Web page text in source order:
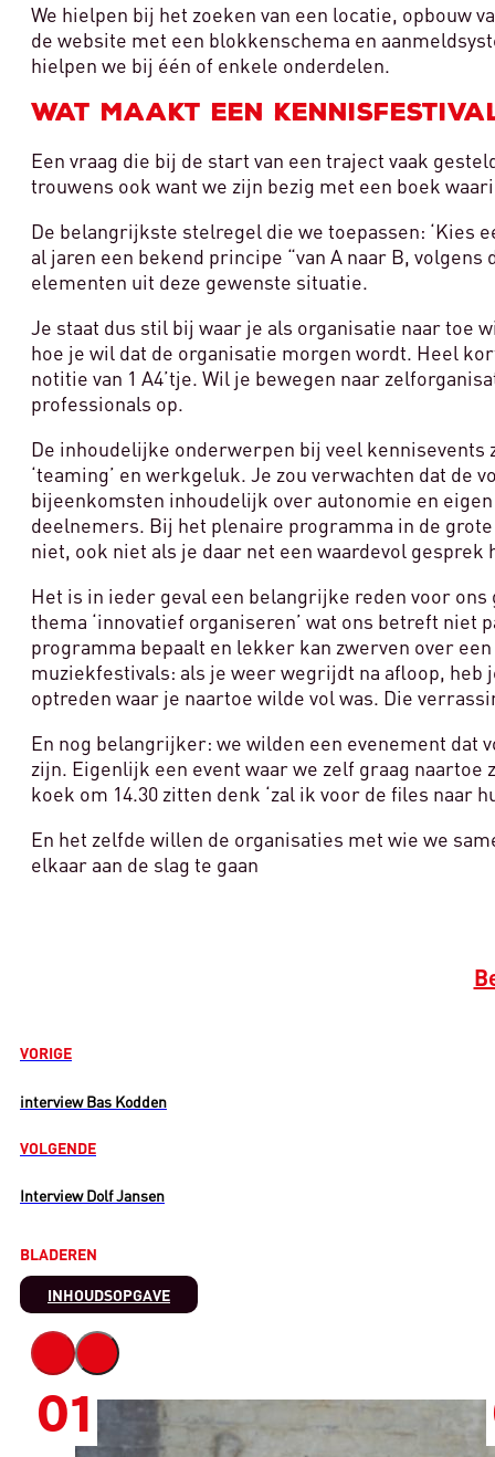
We hielpen bij het zoeken van een locatie, opbouw
de website met een blokkenschema en
hielpen we bij één of enkele onderdelen.
Wat maakt een
Een vraag die bij de start van een traject vaak
trouwens ook want we zijn bezig met een boek
De belangrijkste stelregel die we toepassen: ‘Kies
al jaren een bekend principe “van A naar B,
elementen uit deze gewenste situatie.
Je staat dus stil bij waar je als organisatie naar toe
hoe je wil dat de organisatie morgen wordt. Heel
notitie van 1 A4’tje. Wil je bewegen naar
professionals op.
De inhoudelijke onderwerpen bij veel
‘teaming’ en werkgeluk. Je zou verwachten dat de
bijeenkomsten inhoudelijk over autonomie en
deelnemers. Bij het plenaire programma in de
niet, ook niet als je daar net een waardevol
Het is in ieder geval een belangrijke reden voor
thema ‘innovatief organiseren’ wat ons betreft niet
programma bepaalt en lekker kan zwerven over
muziekfestivals: als je weer wegrijdt na afloop, heb
optreden waar je naartoe wilde vol was. Die
En nog belangrijker: we wilden een evenement dat
zijn. Eigenlijk een event waar we zelf graag naartoe
koek om 14.30 zitten denk ‘zal ik voor de files naar
En het zelfde willen de organisaties met wie we
elkaar aan de slag te gaan
VORIGE
interview Bas Kodden
VOLGENDE
Interview Dolf Jansen
BLADEREN
INHOUDSOPGAVE